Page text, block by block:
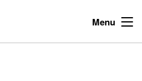
Menu